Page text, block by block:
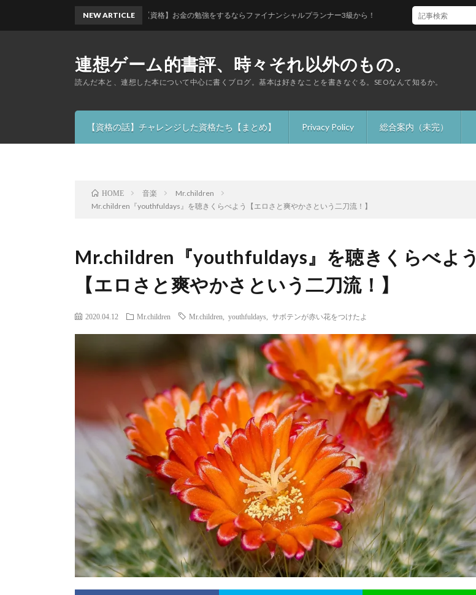
連想ゲーム的書評、時々それ以外のもの。
読んだ本と、連想した本について中心に書くブログ。基本は好きなことを書きなぐる。SEOなんて知るか。
【資格の話】チャレンジした資格たち【まとめ】 Privacy Policy 総合案内（未完）
NEW ARTICLE
【資格】お金の勉強をするならファイナンシャルプランナー3級から！
HOME 音楽
Mr.children
Mr.children『youthfuldays』を聴きくらべよう【エロさと爽やかさという二刀流！】
Mr.children『youthfuldays』を聴きくらべよう
【エロさと爽やかさという二刀流！】
2020.04.12 Mr.children Mr.children youthfuldays サボテンが赤い花をつけたよ